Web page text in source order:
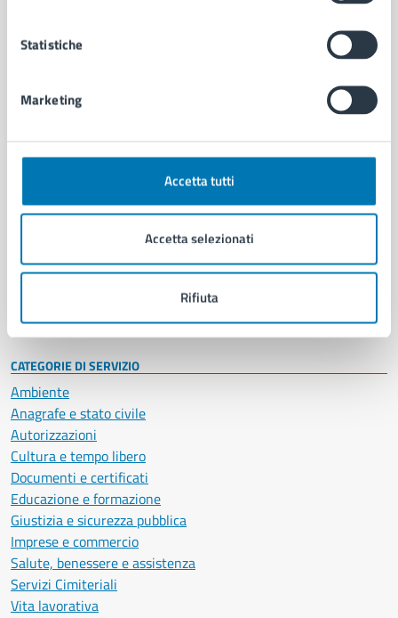
Statistiche
Marketing
Accetta tutti
Accetta selezionati
Rifiuta
Comune di Napoli
AMMINISTRAZIONE
Organi di governo
Enti e fondazioni
Personale amministrativo
Intranet, posta aziendale e protocollo
CATEGORIE DI SERVIZIO
Ambiente
Anagrafe e stato civile
Autorizzazioni
Cultura e tempo libero
Documenti e certificati
Educazione e formazione
Giustizia e sicurezza pubblica
Imprese e commercio
Salute, benessere e assistenza
Servizi Cimiteriali
Vita lavorativa